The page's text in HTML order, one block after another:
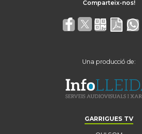
Una producció de:
GARRIGUES TV